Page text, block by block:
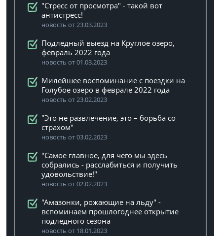
"Стресс от просмотра" - такой вот
антистресс!
новость от 23.03.2023
Подледный выезд на Круглое озеро,
февраль 2022 года
новость от 01.03.2023
Милейшее воспоминание с поездки на
Голубое озеро в феврале 2022 года
новость от 23.02.2023
"Это не развлечение, это – борьба со
страхом"
новость от 03.02.2023
"Самое главное, для чего мы здесь
собрались - расслабиться и получить
удовольствие!"
новость от 02.02.2023
"Амазонки, рожающие на льду" -
вспоминаем прошлогоднее открытие
подледного сезона
новость от 18.01.2023